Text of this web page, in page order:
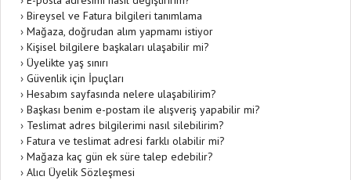
› Bireysel ve Fatura bilgileri tanımlama
› Mağaza, doğrudan alım yapmamı istiyor
› Kişisel bilgilere başkaları ulaşabilir mi?
› Üyelikte yaş sınırı
› Güvenlik için İpuçları
› Hesabım sayfasında nelere ulaşabilirim?
› Başkası benim e-postam ile alışveriş yapabilir mi?
› Teslimat adres bilgilerimi nasıl silebilirim?
› Fatura ve teslimat adresi farklı olabilir mi?
› Mağaza kaç gün ek süre talep edebilir?
› Alıcı Üyelik Sözleşmesi